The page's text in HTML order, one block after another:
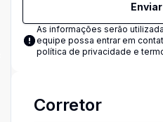
Dorm3
3 dormitórios a
Enviar
As informações serão
equipe possa entrar em
política de privacidade e
Corretor